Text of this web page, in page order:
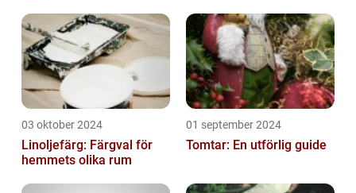
03 oktober 2024
Linoljefärg: Färgval för
hemmets olika rum
01 september 2024
Tomtar: En utförlig guide